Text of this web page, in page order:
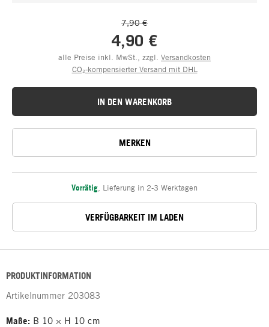
7,90 €
4,90 €
alle Preise inkl. MwSt., zzgl. Versandkosten
CO₂-kompensierter Versand mit DHL
IN DEN WARENKORB
MERKEN
Vorrätig Lieferung in 2-3 Werktagen
VERFÜGBARKEIT IM LADEN
PRODUKTINFORMATION
Artikelnummer 203083
Maße: B 10 × H 10 cm